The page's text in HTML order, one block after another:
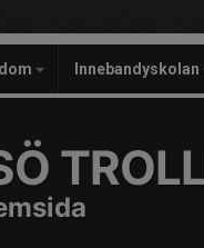
Innebandyskolan